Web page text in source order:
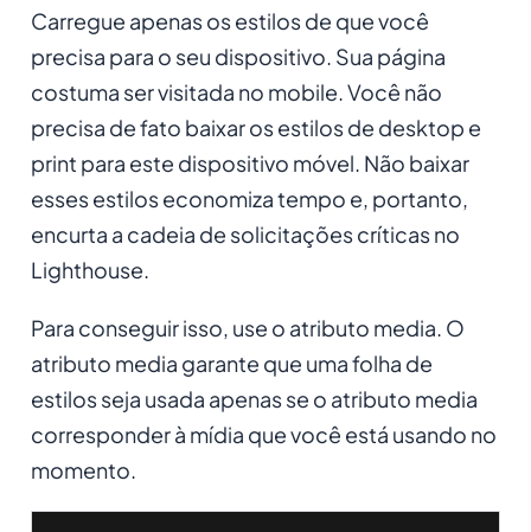
Carregue apenas os estilos de que você
precisa para o seu dispositivo. Sua página
costuma ser visitada no mobile. Você não
precisa de fato baixar os estilos de desktop e
print para este dispositivo móvel. Não baixar
esses estilos economiza tempo e, portanto,
encurta a cadeia de solicitações críticas no
Lighthouse.
Para conseguir isso, use o atributo media. O
atributo media garante que uma folha de
estilos seja usada apenas se o atributo media
corresponder à mídia que você está usando no
momento.